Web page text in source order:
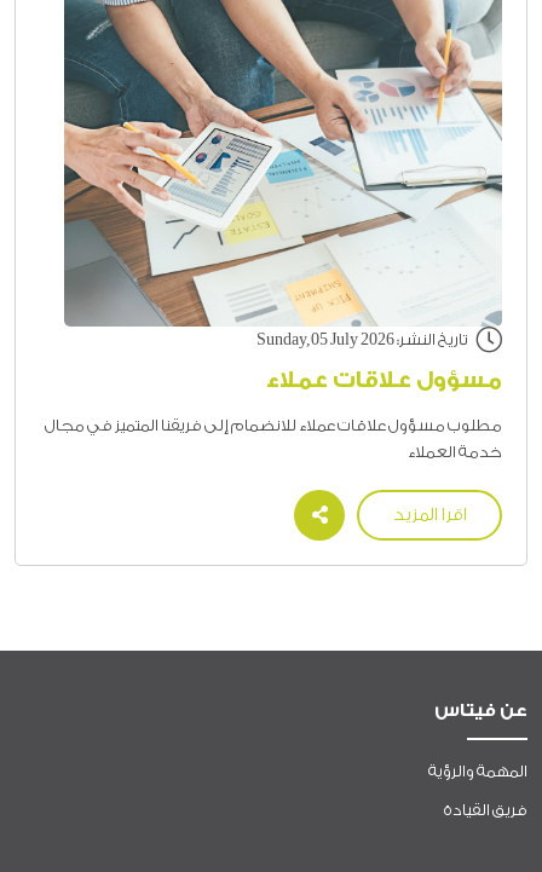
تاريخ النشر: Sunday,05 July 2026
مسؤول علاقات عملاء
مطلوب مسؤول علاقات عملاء للانضمام إلى فريقنا المتميز في مجال
خدمة العملاء
اقرا المزيد
عن فيتاس
المهمة والرؤية
فريق القيادة